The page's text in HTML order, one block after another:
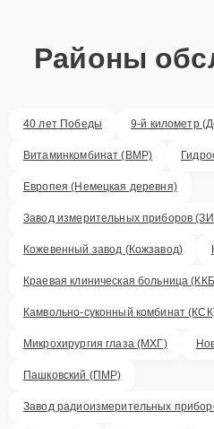
Районы
40 лет Победы 9-й километр
Витаминкомбинат (ВМР)
Европея (Немецкая деревня)
Завод измерительных приборов
Кожевенный завод (Кожзавод)
Краевая клиническая больница
Камвольно-суконный комбинат
Микрохирургия глаза (МХГ)
Пашковский (ПМР)
Завод радиоизмерительных